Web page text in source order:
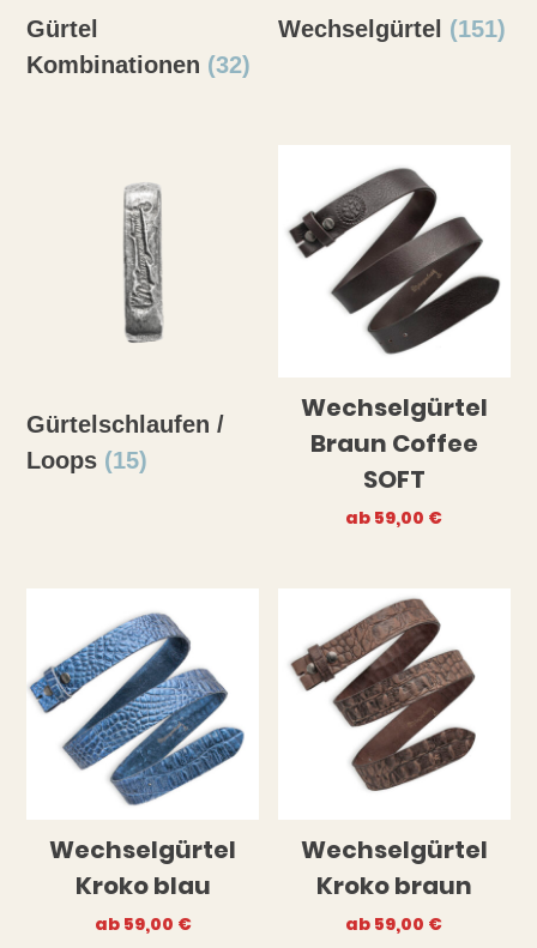
Gürtel
Kombinationen (32)
Wechselgürtel (151)
Gürtelschlaufen /
Loops (15)
Wechselgürtel
Braun Coffee
SOFT
ab 59,00 €
Wechselgürtel
Kroko blau
ab 59,00 €
Wechselgürtel
Kroko braun
ab 59,00 €